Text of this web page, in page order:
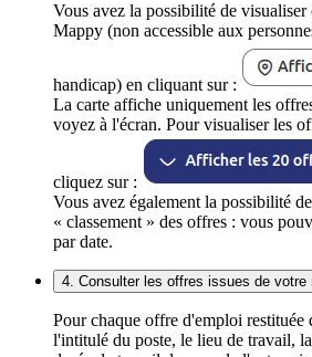
Vous avez la possibilité de
Mappy (non accessible aux
handicap) en cliquant sur :
La carte affiche uniquement les
voyez à l'écran. Pour visualiser les
cliquez sur :
Vous avez également la possibilité
« classement » des offres : vous
par date.
4. Consulter les offres issues de votre
Pour chaque offre d'emploi restituée
l'intitulé du poste, le lieu de travail,